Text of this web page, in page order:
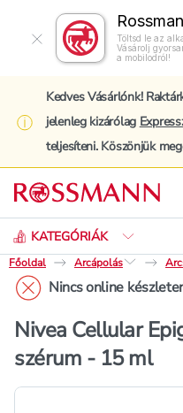
Töltsd le az
Vásárolj
a mobilodról!
Kedves Vásárlónk!
jelenleg kizárólag
teljesíteni. Köszönjük
KATEGÓRIÁK
Keresés
Főoldal
Arcápolás
Nincs online
Nivea Cellular
szérum - 15 ml